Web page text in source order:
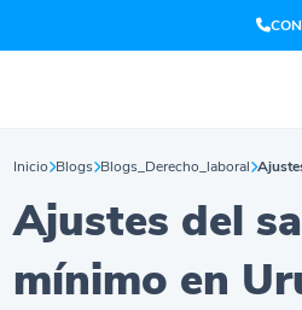
Inicio Blogs Blogs_Derecho_laboral
Ajustes del
mínimo en